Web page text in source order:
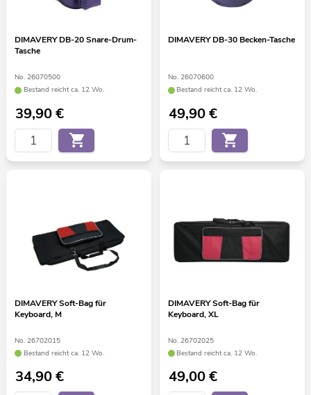
DIMAVERY DB-20 Snare-Drum-
Tasche
No. 26070500
Bestand reicht ca. 12 Wo.
39,90€
DIMAVERY DB-30 Becken-Tasche
No. 26070600
Bestand reicht ca. 12 Wo.
49,90€
DIMAVERY Soft-Bag für
Keyboard, M
No. 26702015
Bestand reicht ca. 12 Wo.
34,90€
DIMAVERY Soft-Bag für
Keyboard, XL
No. 26702025
Bestand reicht ca. 12 Wo.
49,00€